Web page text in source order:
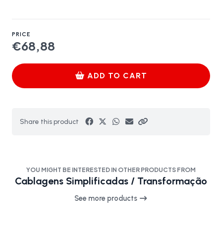
PRICE
€68,88
ADD TO CART
Share this product
YOU MIGHT BE INTERESTED IN OTHER PRODUCTS FROM
Cablagens Simplificadas / Transformação
See more products